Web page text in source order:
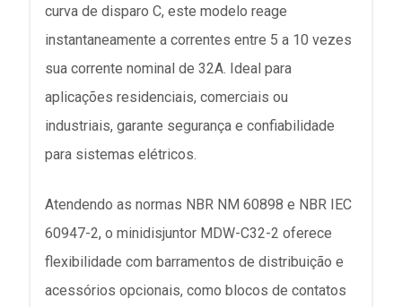
curva de disparo C, este modelo reage
instantaneamente a correntes entre 5 a 10 vezes
sua corrente nominal de 32A. Ideal para
aplicações residenciais, comerciais ou
industriais, garante segurança e confiabilidade
para sistemas elétricos.
Atendendo as normas NBR NM 60898 e NBR IEC
60947-2, o minidisjuntor MDW-C32-2 oferece
flexibilidade com barramentos de distribuição e
acessórios opcionais, como blocos de contatos